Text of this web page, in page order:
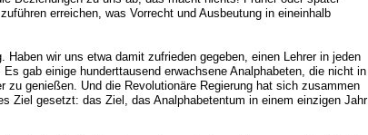
erreichen, was Vorrecht und Ausbeutung in eineinhalb
Haben wir uns etwa damit zufrieden gegeben, einen Lehrer in jeden
gab einige hunderttausend erwachsene Analphabeten, die nicht in
zu genießen. Und die Revolutionäre Regierung hat sich zusammen
Ziel gesetzt: das Ziel, das Analphabetentum in einem einzigen Jahr